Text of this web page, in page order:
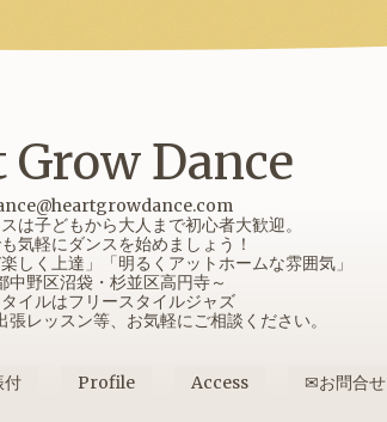
Grow Dance
は子どもから大人まで初心者大歓迎。
気軽にダンスを始めましょう！
しく上達」「明るくアットホームな雰囲気」
中野区沼袋・杉並区高円寺～
イルはフリースタイルジャズ
張レッスン等、お気軽にご相談ください。
付 Profile Access ✉お問合せ